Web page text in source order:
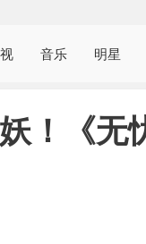
音乐 明星
！《无